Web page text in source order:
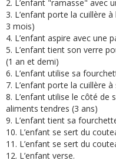
2. L’enfant "ramasse" avec
3. L’enfant porte la cuillère
3 mois)
4. L’enfant aspire avec une
5. L’enfant tient son verre
(1 an et demi)
6. L’enfant utilise sa
7. L’enfant porte la cuillère
8. L’enfant utilise le côté
aliments tendres (3 ans)
9. L’enfant tient sa
10. L’enfant se sert du
11. L’enfant se sert du
12. L’enfant verse.